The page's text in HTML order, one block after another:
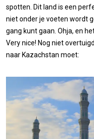
spotten. Dit land is een
niet onder je voeten wordt
gang kunt gaan. Ohja, en
Very nice! Nog niet
naar Kazachstan moet: